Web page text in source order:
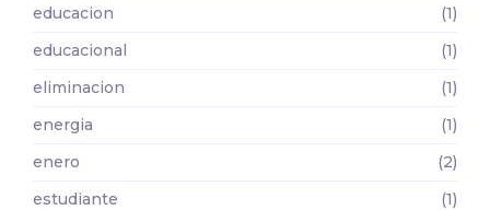
educacion
(1)
educacional
(1)
eliminacion
(1)
energia
(1)
enero
(2)
estudiante
(1)